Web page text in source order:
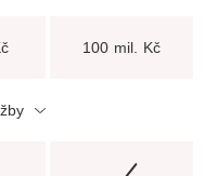
100 mil. Kč